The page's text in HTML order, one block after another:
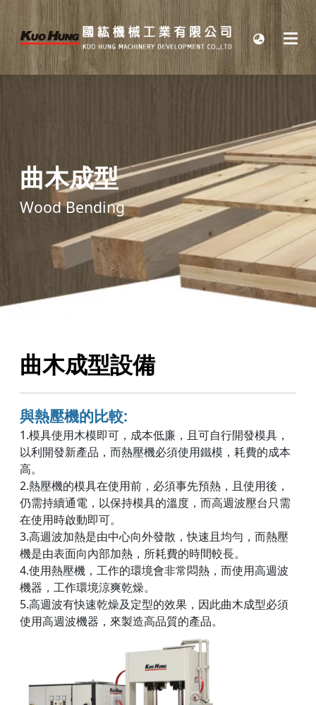
曲木成型
Wood Bending
曲木成型設備
與熱壓機的比較:
1.模具使用木模即可，成本低廉，且可自行開發模具，
以利開發新產品，而熱壓機必須使用鐵模，耗費的成本
高。
2.熱壓機的模具在使用前，必須事先預熱，且使用後，
仍需持續通電，以保持模具的溫度，而高週波壓台只需
在使用時啟動即可。
3.高週波加熱是由中心向外發散，快速且均勻，而熱壓
機是由表面向內部加熱，所耗費的時間較長。
4.使用熱壓機，工作的環境會非常悶熱，而使用高週波
機器，工作環境涼爽乾燥。
5.高週波有快速乾燥及定型的效果，因此曲木成型必須
使用高週波機器，來製造高品質的產品。